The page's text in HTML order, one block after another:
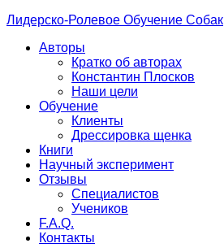
Лидерско-Ролевое Обучение Собак
Авторы
Кратко об авторах
Константин Плосков
Наши цели
Обучение
Клиенты
Дрессировка щенка
Книги
Научный эксперимент
Отзывы
Специалистов
Учеников
F.A.Q.
Контакты